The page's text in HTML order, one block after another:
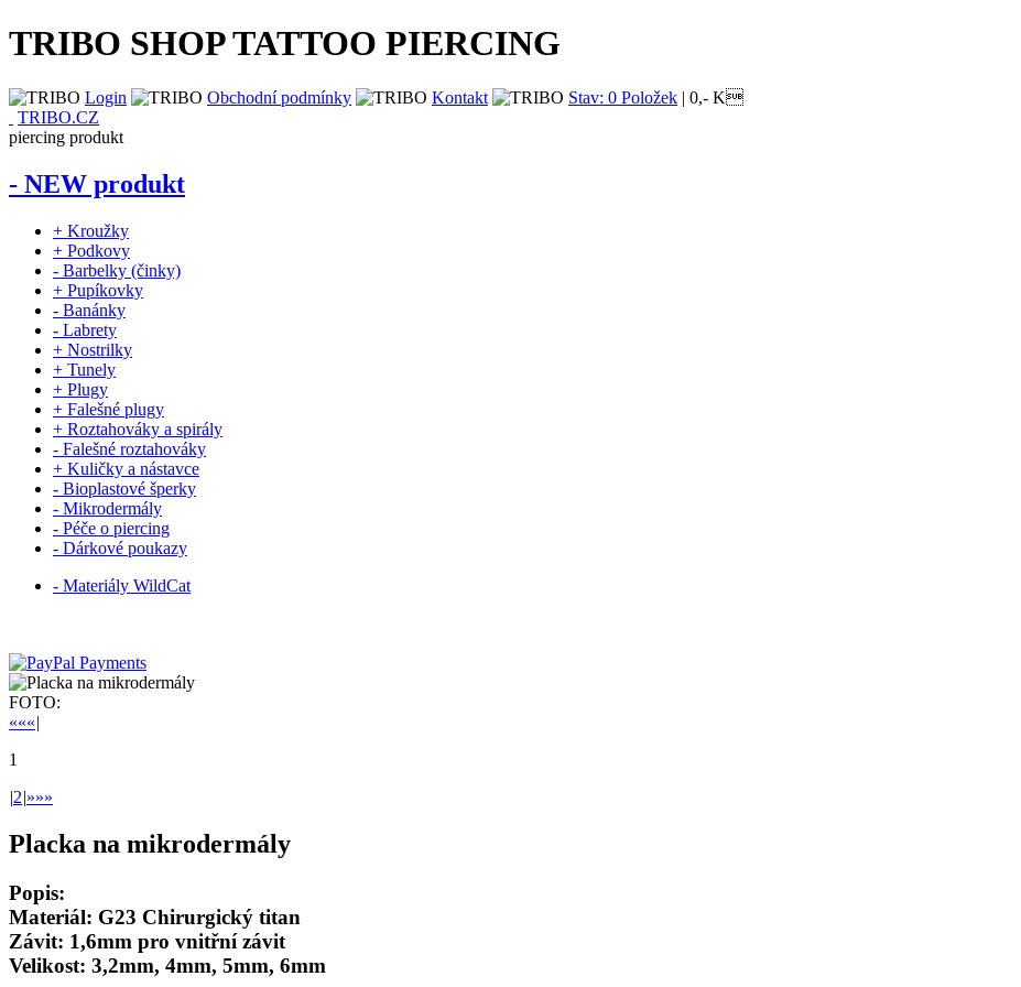
TRIBO SHOP TATTOO PIERCING
Login Obchodní podmínky Kontakt Stav: 0 Položek | 0,- K
TRIBO.CZ
piercing produkt
- NEW produkt
+ Kroužky
+ Podkovy
- Barbelky (činky)
+ Pupíkovky
- Banánky
- Labrety
+ Nostrilky
+ Tunely
+ Plugy
+ Falešné plugy
+ Roztahováky a spirály
- Falešné roztahováky
+ Kuličky a nástavce
- Bioplastové šperky
- Mikrodermály
- Péče o piercing
- Dárkové poukazy
- Materiály WildCat
FOTO:
«««|
1
|2|»»»
Placka na mikrodermály
Popis:
Materiál: G23 Chirurgický titan
Závit: 1,6mm pro vnitřní závit
Velikost: 3,2mm, 4mm, 5mm, 6mm